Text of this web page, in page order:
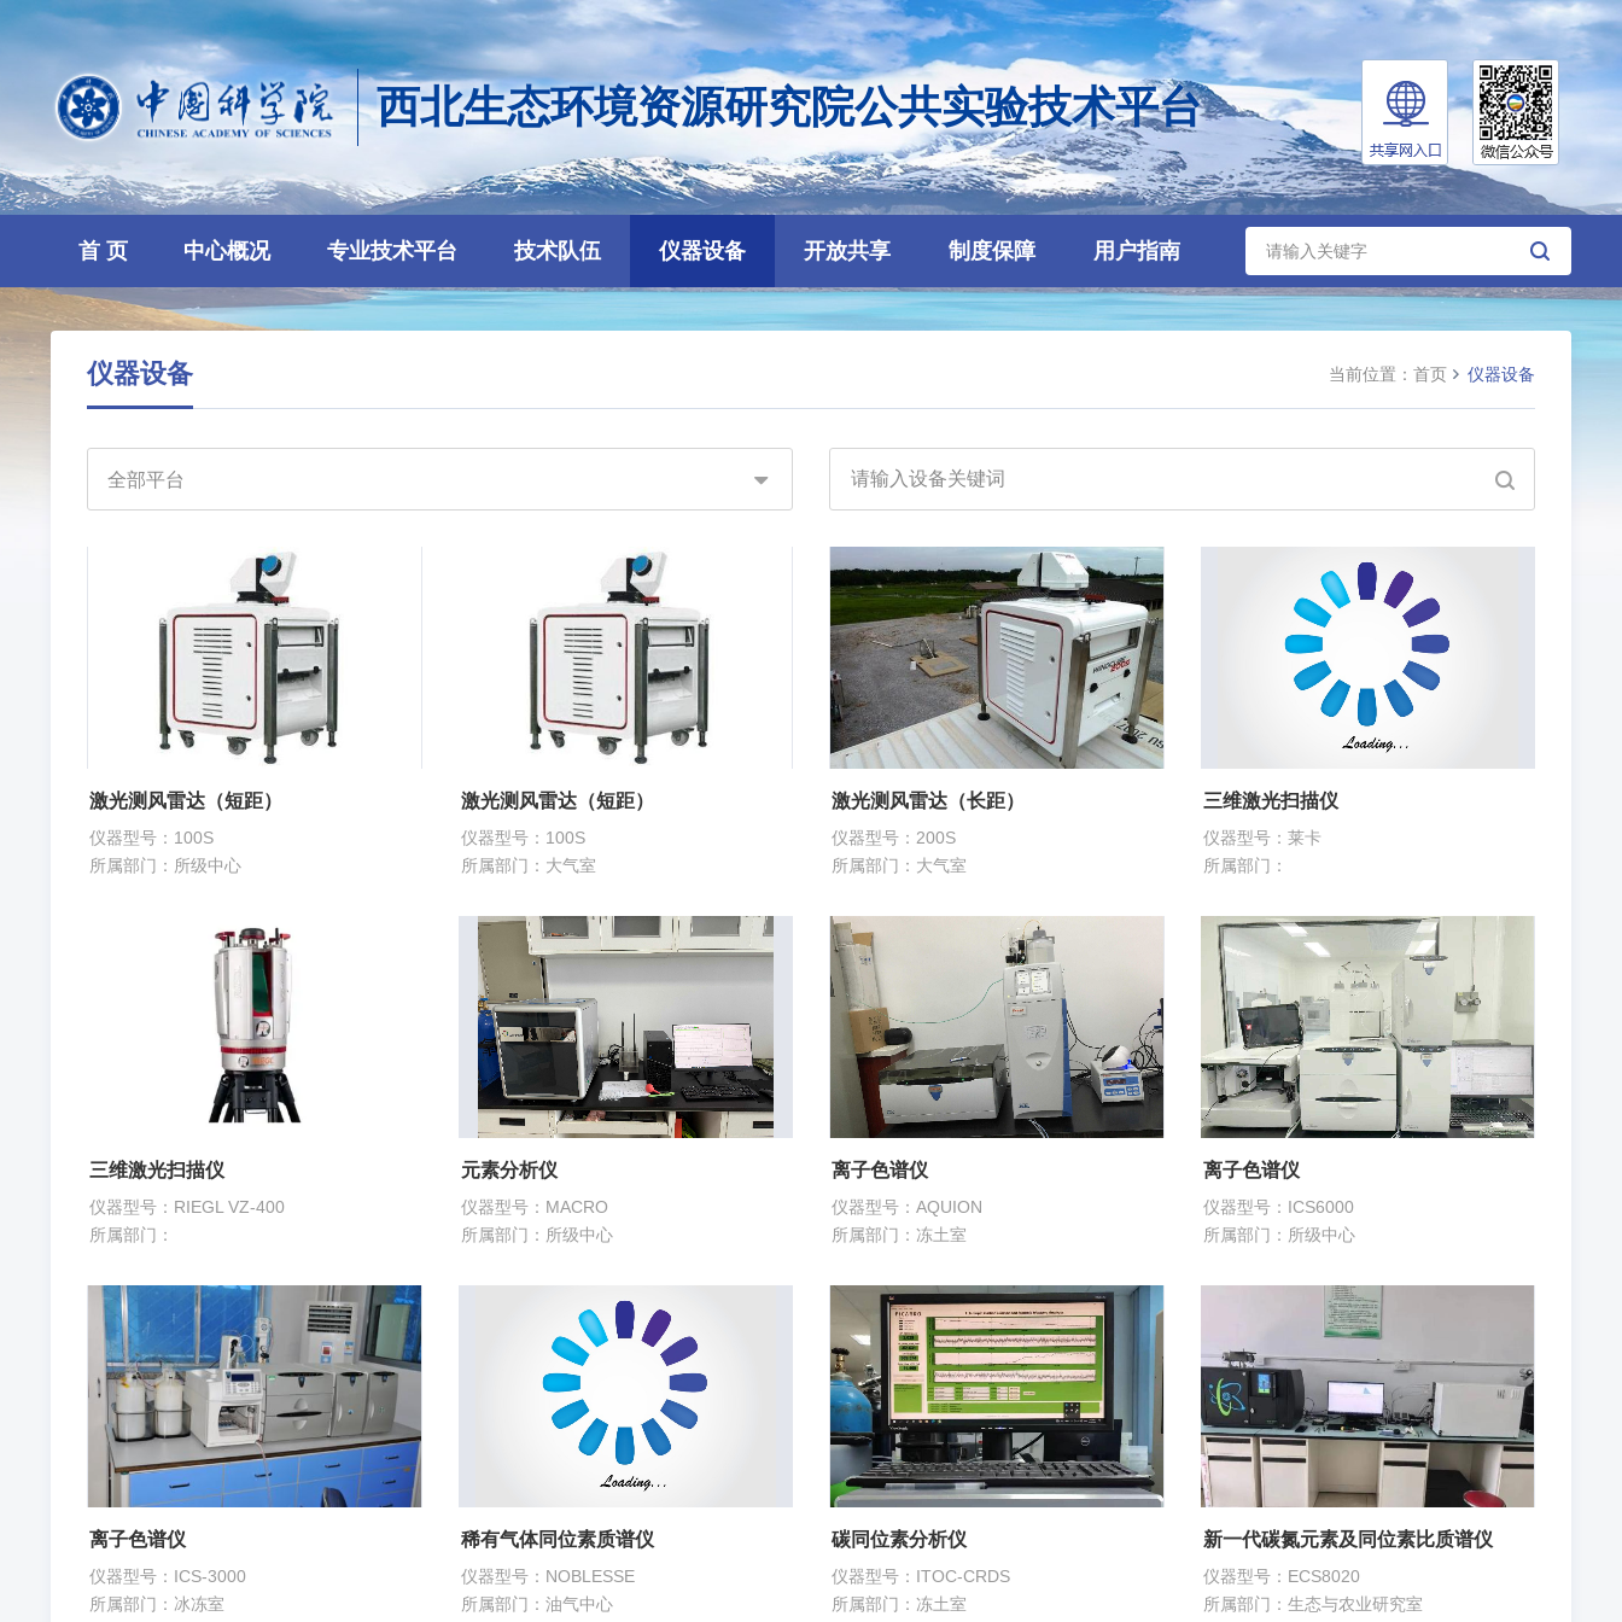
西北生态环境资源研究院公共实验技术平台
首 页 中心概况 专业技术平台 技术队伍 仪器设备 开放共享 制度保障 用户指南
当前位置： 首页 仪器设备
仪器设备
全部平台
激光测风雷达（短距）
仪器型号：100S
所属部门：所级中心
激光测风雷达（短距）
仪器型号：100S
所属部门：大气室
激光测风雷达（长距）
仪器型号：200S
所属部门：大气室
三维激光扫描仪
仪器型号：莱卡
所属部门：
三维激光扫描仪
仪器型号：RIEGL VZ-400
所属部门：
元素分析仪
仪器型号：MACRO
所属部门：所级中心
离子色谱仪
仪器型号：AQUION
所属部门：冻土室
离子色谱仪
仪器型号：ICS6000
所属部门：所级中心
离子色谱仪
仪器型号：ICS-3000
所属部门：冰冻室
稀有气体同位素质谱仪
仪器型号：NOBLESSE
所属部门：油气中心
碳同位素分析仪
仪器型号：ITOC-CRDS
所属部门：冻土室
新一代碳氮元素及同位素比质谱仪
仪器型号：ECS8020
所属部门：生态与农业研究室